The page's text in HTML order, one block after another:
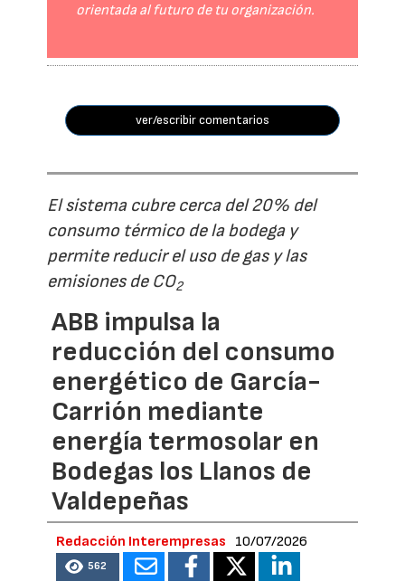
orientada al futuro de tu organización.
ver/escribir comentarios
El sistema cubre cerca del 20% del
consumo térmico de la bodega y
permite reducir el uso de gas y las
emisiones de CO2
ABB impulsa la
reducción del consumo
energético de García-
Carrión mediante
energía termosolar en
Bodegas los Llanos de
Valdepeñas
Redacción Interempresas 10/07/2026
562